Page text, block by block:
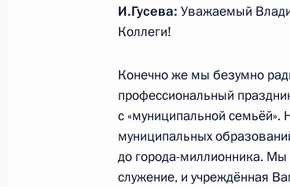
27 апреля 2026 года, 14:20
24 апреля, пятница
Совещание с
24 апреля 2026 года, 17:20
И.Гусева: Уважаемый
Коллеги!
Конечно же мы безумно
профессиональный
с «муниципальной семьёй».
муниципальных
до города-миллионника.
служение, и учреждённая